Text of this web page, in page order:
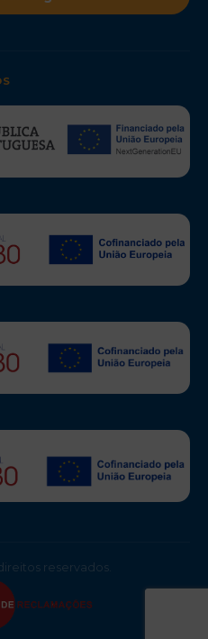
reservados.